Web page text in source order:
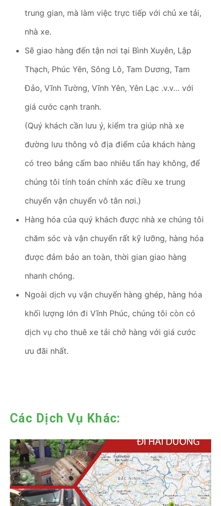
trung gian, mà làm việc trực tiếp với chủ xe tải,
nhà xe.
Sẽ giao hàng đến tận nơi tại Bình Xuyên, Lập
Thạch, Phúc Yên, Sông Lô, Tam Dương, Tam
Đảo, Vĩnh Tường, Vĩnh Yên, Yên Lạc .v.v… với
giá cước cạnh tranh.
(Quý khách cần lưu ý, kiểm tra giúp nhà xe
đường lưu thông vô địa điểm của khách hàng
có treo bảng cấm bao nhiêu tấn hay không, để
chúng tôi tính toán chính xác điều xe trung
chuyển vận chuyển vô tân nơi.)
Hàng hóa của quý khách được nhà xe chúng tôi
chăm sóc và vận chuyển rất kỹ lưỡng, hàng hóa
được đảm bảo an toàn, thời gian giao hàng
nhanh chóng.
Ngoài dịch vụ vận chuyển hàng ghép, hàng hóa
khối lượng lớn đi Vĩnh Phúc, chúng tôi còn có
dịch vụ cho thuê xe tải chở hàng với giá cước
ưu đãi nhất.
Các Dịch Vụ Khác: